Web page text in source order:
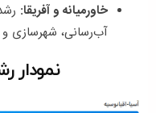
خاورمیانه و آفریقا:
آب‌رسانی، شهرسازی
نمودار